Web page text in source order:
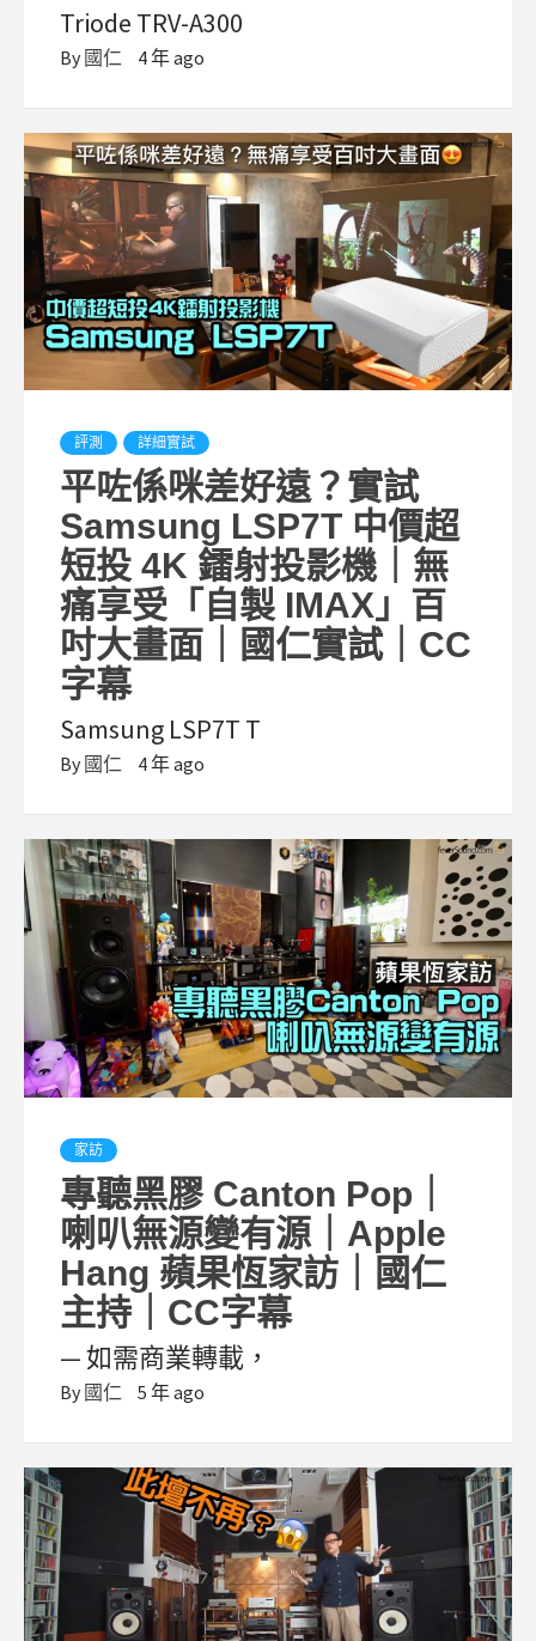
Triode TRV-A300
By 國仁 4 年 ago
評測 詳細實試
平咗係咪差好遠？實試
Samsung LSP7T 中價超
短投 4K 鐳射投影機｜無
痛享受「自製 IMAX」百
吋大畫面｜國仁實試｜CC
字幕
Samsung LSP7T T
By 國仁 4 年 ago
家訪
專聽黑膠 Canton Pop｜
喇叭無源變有源｜Apple
Hang 蘋果恆家訪｜國仁
主持｜CC字幕
— 如需商業轉載，
By 國仁 5 年 ago